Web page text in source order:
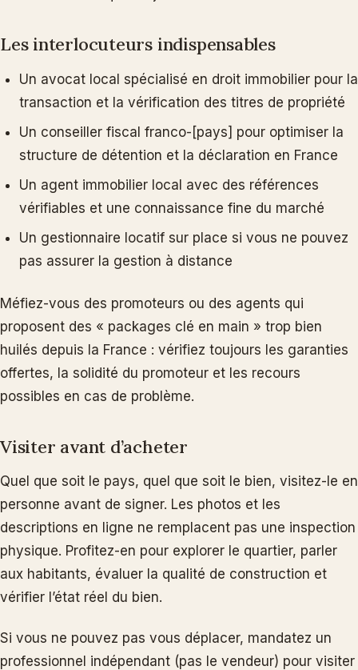
Les interlocuteurs indispensables
Un avocat local spécialisé en droit immobilier pour la
transaction et la vérification des titres de propriété
Un conseiller fiscal franco-[pays] pour optimiser la
structure de détention et la déclaration en France
Un agent immobilier local avec des références
vérifiables et une connaissance fine du marché
Un gestionnaire locatif sur place si vous ne pouvez
pas assurer la gestion à distance
Méfiez-vous des promoteurs ou des agents qui
proposent des « packages clé en main » trop bien
huilés depuis la France : vérifiez toujours les garanties
offertes, la solidité du promoteur et les recours
possibles en cas de problème.
Visiter avant d’acheter
Quel que soit le pays, quel que soit le bien, visitez-le en
personne avant de signer. Les photos et les
descriptions en ligne ne remplacent pas une inspection
physique. Profitez-en pour explorer le quartier, parler
aux habitants, évaluer la qualité de construction et
vérifier l’état réel du bien.
Si vous ne pouvez pas vous déplacer, mandatez un
professionnel indépendant (pas le vendeur) pour visiter